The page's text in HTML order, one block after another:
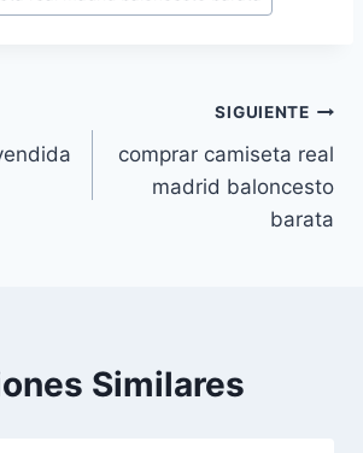
SIGUIENTE
comprar camiseta real
madrid baloncesto
barata
Similares